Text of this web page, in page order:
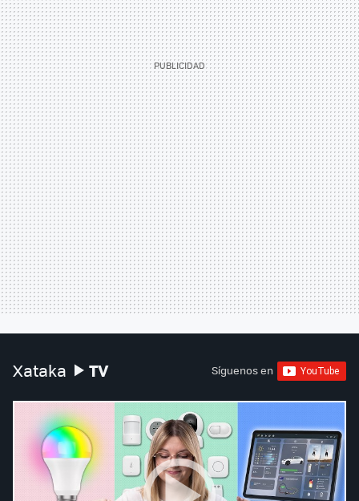
Xataka TV Síguenos en